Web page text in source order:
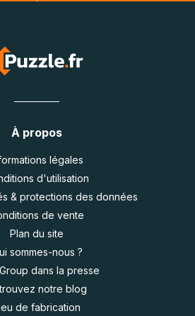
À propos
légales
d'utilisation
& protections des données
de vente
Plan du site
sommes-nous ?
dans la presse
notre blog
de fabrication